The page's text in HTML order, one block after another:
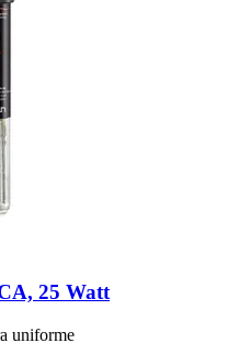
25 Watt
uniforme